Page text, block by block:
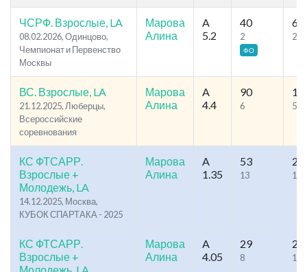
ЧСРФ. Взрослые, LA
08.02.2026, Одинцово,
Чемпионат и Первенство
Москвы
Марова
Алина
A
5.2
40
2
ФО
67
25
ВС. Взрослые, LA
21.12.2025, Люберцы,
Всероссийские
соревнования
Марова
Алина
A
4.4
90
6 57
КС ФТСАРР.
Взрослые +
Молодежь, LA
14.12.2025, Москва,
КУБОК СПАРТАКА - 2025
Марова
Алина
A
1.35
53
13 114
КС ФТСАРР.
Взрослые +
Марова
Алина
A
4.05
29
8 148